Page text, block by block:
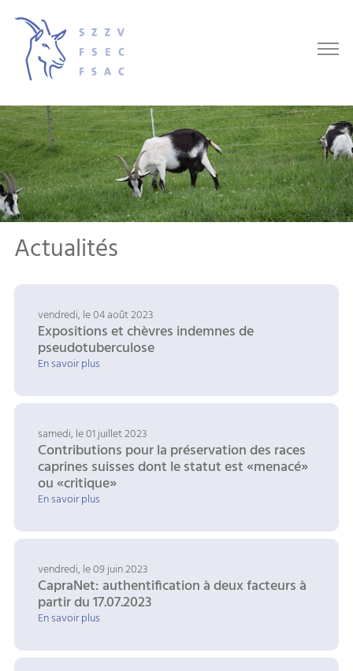
Actualités
vendredi, le 04 août 2023
Expositions et chèvres indemnes de
pseudotuberculose
En savoir plus
samedi, le 01 juillet 2023
Contributions pour la préservation des races
caprines suisses dont le statut est «menacé»
ou «critique»
En savoir plus
vendredi, le 09 juin 2023
CapraNet: authentification à deux facteurs à
partir du 17.07.2023
En savoir plus